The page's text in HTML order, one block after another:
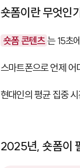
숏폼이란 무엇인
숏폼 콘텐츠 는 15초
스마트폰으로 언제 어
현대인의 평균 집중
2025년, 숏폼이